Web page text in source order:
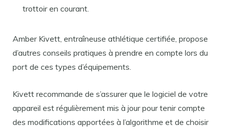
trottoir en courant.
Amber Kivett, entraîneuse athlétique certifiée, propose
d’autres conseils pratiques à prendre en compte lors du
port de ces types d’équipements.
Kivett recommande de s’assurer que le logiciel de votre
appareil est régulièrement mis à jour pour tenir compte
des modifications apportées à l’algorithme et de choisir